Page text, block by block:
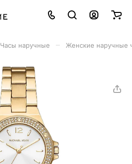
Часы наручные Женские наручные